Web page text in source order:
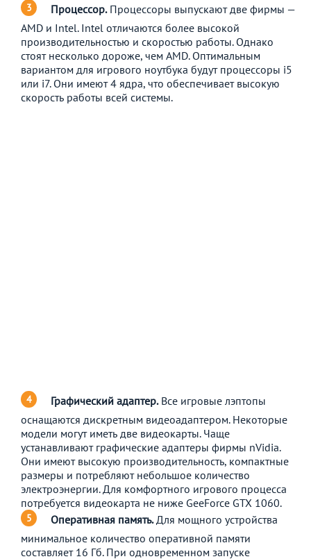
Процессор.Процессоры выпускают две фирмы —
AMD и Intel. Intel отличаются более высокой
производительностью и скоростью работы. Однако
стоят несколько дороже, чем AMD. Оптимальным
вариантом для игрового ноутбука будут процессоры i5
или i7. Они имеют 4 ядра, что обеспечивает высокую
скорость работы всей системы.
Графический адаптер.Все игровые лэптопы
оснащаются дискретным видеоадаптером. Некоторые
модели могут иметь две видеокарты. Чаще
устанавливают графические адаптеры фирмы nVidia.
Они имеют высокую производительность, компактные
размеры и потребляют небольшое количество
электроэнергии. Для комфортного игрового процесса
потребуется видеокарта не ниже GeeForce GTX 1060.
Оперативная память.Для мощного устройства
минимальное количество оперативной памяти
составляет 16 Гб. При одновременном запуске